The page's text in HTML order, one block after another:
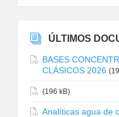
ÚLTIMOS
BASES
CLÁSICOS 2026
(196 kB)
Analíticas agua de